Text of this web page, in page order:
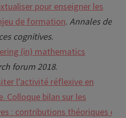
pour enseigner les
de formation. Annales de
cognitives.
(in) mathematics
forum 2018.
l’activité réflexive en
Colloque bilan sur les
: contributions théoriques et